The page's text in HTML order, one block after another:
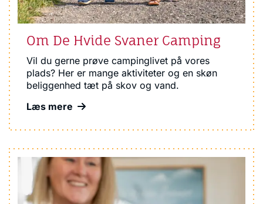
Om De Hvide Svaner Camping
Vil du gerne prøve campinglivet på vores
plads? Her er mange aktiviteter og en skøn
beliggenhed tæt på skov og vand.
Læs mere